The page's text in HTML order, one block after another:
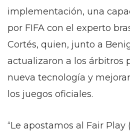
implementación, una
por FIFA con el experto
Cortés, quien, junto a
actualizaron a los árbitros
nueva tecnología y
los juegos oficiales.
“Le apostamos al Fair